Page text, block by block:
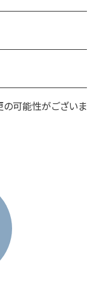
可能性がございま